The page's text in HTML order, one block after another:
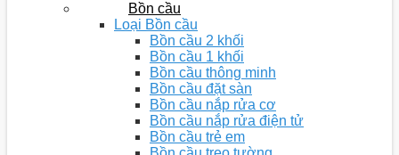
Bồn cầu
Loại Bồn cầu
Bồn cầu 2 khối
Bồn cầu 1 khối
Bồn cầu thông minh
Bồn cầu đặt sàn
Bồn cầu nắp rửa cơ
Bồn cầu nắp rửa điện tử
Bồn cầu trẻ em